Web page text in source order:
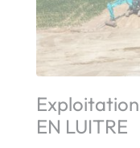
EN LUITRE